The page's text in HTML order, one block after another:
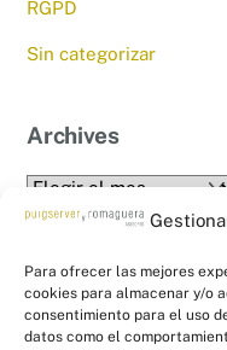
Para ofrecer las mejores
cookies para almacenar y/o
consentimiento para el uso
datos como el
RGPD
Sin categorizar
Archives
Archives